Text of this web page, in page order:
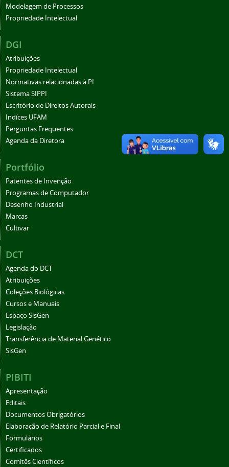
Modelagem de Processos
Propriedade Intelectual
DGI
Atribuições
Propriedade Intelectual
Normativas relacionadas à PI
Sistema SIPPI
Escritório de Direitos Autorais
Indíces UFAM
Perguntas Frequentes
Agenda da Diretora
Portfólio
Patentes de Invenção
Programas de Computador
Desenho Industrial
Marcas
Cultivar
DCT
Agenda do DCT
Atribuições
Coleções Biológicas
Cursos e Manuais
Espaço SisGen
Legislação
Transferência de Material Genético
SisGen
PIBITI
Apresentação
Editais
Documentos Obrigatórios
Elaboração de Relatório Parcial e Final
Formulários
Certificados
Comitês Científicos